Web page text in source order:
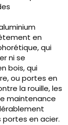
en
qui
ni se
bois, qui
ou portes en
la rouille, les
maintenance
portes en acier.